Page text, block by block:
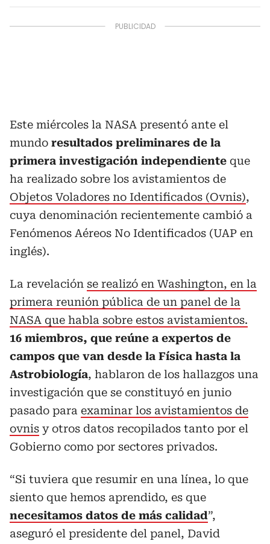
Este miércoles la NASA presentó ante el
mundo resultados preliminares de la
primera investigación independiente que
ha realizado sobre los avistamientos de
Objetos Voladores no Identificados (Ovnis),
cuya denominación recientemente cambió a
Fenómenos Aéreos No Identificados (UAP en
inglés).
La revelación se realizó en Washington, en la
primera reunión pública de un panel de la
NASA que habla sobre estos avistamientos.
16 miembros, que reúne a expertos de
campos que van desde la Física hasta la
Astrobiología, hablaron de los hallazgos una
investigación que se constituyó en junio
pasado para examinar los avistamientos de
ovnis y otros datos recopilados tanto por el
Gobierno como por sectores privados.
“Si tuviera que resumir en una línea, lo que
siento que hemos aprendido, es que
necesitamos datos de más calidad”,
aseguró el presidente del panel, David